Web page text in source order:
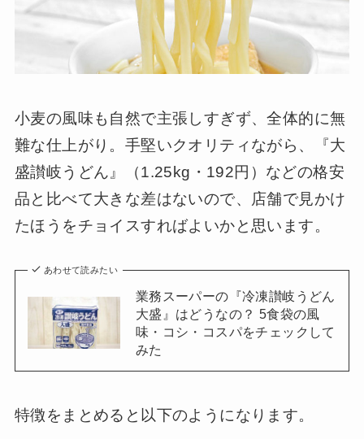
小麦の風味も自然で主張しすぎず、全体的に無
難な仕上がり。手堅いクオリティながら、『大
盛讃岐うどん』（1.25kg・192円）などの格安
品と比べて大きな差はないので、店舗で見かけ
たほうをチョイスすればよいかと思います。
あわせて読みたい
業務スーパーの『冷凍讃岐うどん
大盛』はどうなの？ 5食袋の風
味・コシ・コスパをチェックして
みた
特徴をまとめると以下のようになります。